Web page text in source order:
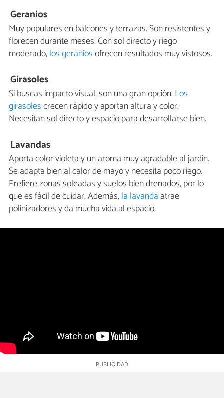
Geranios
Muy populares en balcones y terrazas. Son resistentes y
florecen durante meses. Con sol directo y riego
moderado,los geraniosofrecen resultados muy vistosos.
Girasoles
Si buscas impacto visual, son una gran opción. Los
girasolescrecen rápido y aportan altura y color.
Necesitan sol directo y espacio para desarrollarse bien.
Lavandas
Aporta color violeta y un aroma muy agradable al jardín.
Se adapta bien al calor de mayo y necesita poco riego.
Prefiere zonas soleadas y suelos bien drenados, por lo
que es fácil de cuidar. Además,la lavanda atrae
polinizadores y da mucha vida al espacio.